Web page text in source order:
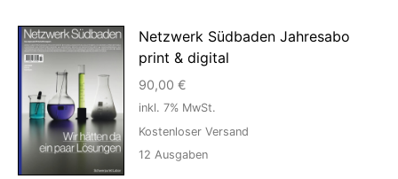
Netzwerk Südbaden Jahresabo
print & digital
90,00 €
inkl. 7% MwSt.
Kostenloser Versand
12 Ausgaben